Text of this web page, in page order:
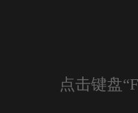
点击键盘